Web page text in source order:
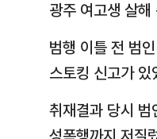
광주 여고생 살해
범행 이틀 전 범
스토킹 신고가 있
취재결과 당시 범